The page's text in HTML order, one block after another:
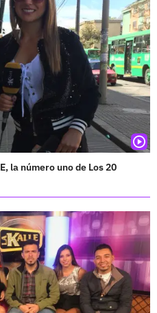
la número uno de Los 20